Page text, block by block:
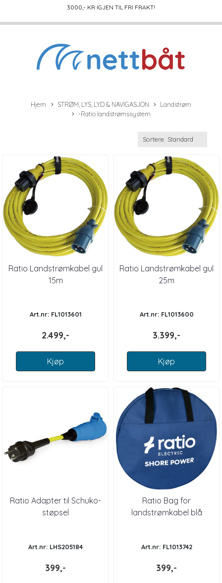
3000,- KR IGJEN TIL FRI FRAKT!
Hjem STRØM, LYS, LYD & NAVIGASJON
Landstrøm
-Ratio landstrømssystem
Ratio Landstrømkabel gul
15m
Art.nr: FL1013601
2.499,-
Kjøp
Ratio Landstrømkabel gul
25m
Art.nr: FL1013600
3.399,-
Kjøp
Ratio Adapter til Schuko-
støpsel
Art.nr: LHS205184
399,-
Ratio Bag for
landstrømkabel blå
Art.nr: FL1013742
399,-